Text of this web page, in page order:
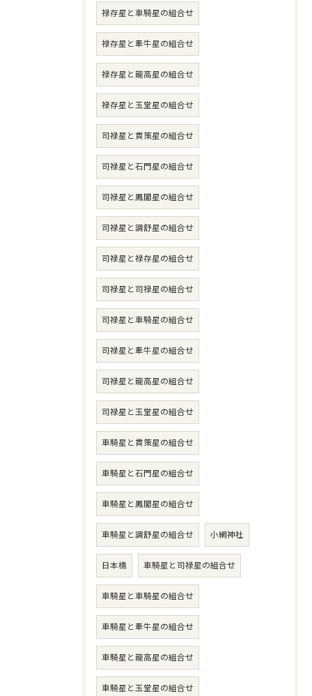
禄存星と車騎星の組合せ
禄存星と牽牛星の組合せ
禄存星と龍高星の組合せ
禄存星と玉堂星の組合せ
司禄星と貫策星の組合せ
司禄星と石門星の組合せ
司禄星と鳳閣星の組合せ
司禄星と調舒星の組合せ
司禄星と禄存星の組合せ
司禄星と司禄星の組合せ
司禄星と車騎星の組合せ
司禄星と牽牛星の組合せ
司禄星と龍高星の組合せ
司禄星と玉堂星の組合せ
車騎星と貫策星の組合せ
車騎星と石門星の組合せ
車騎星と鳳閣星の組合せ
車騎星と調舒星の組合せ 小網神社
日本橋 車騎星と司禄星の組合せ
車騎星と車騎星の組合せ
車騎星と牽牛星の組合せ
車騎星と龍高星の組合せ
車騎星と玉堂星の組合せ